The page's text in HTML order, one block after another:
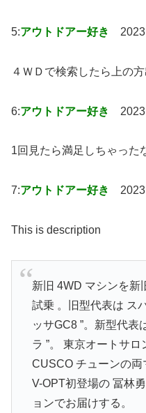
5:アウトドアー好き
４ＷＤで検索したら上の
6:アウトドアー好き
1回見たら満足しちゃった
7:アウトドアー好き
This is description
新旧 4WD マシンを新
試乗 。旧型代表は ス
ッサGC8 ”。新型代表
ラ ”。 東京オートサ
CUSCO チューンの両
V-OPT初登場の 冨林
ョンでお届けする。